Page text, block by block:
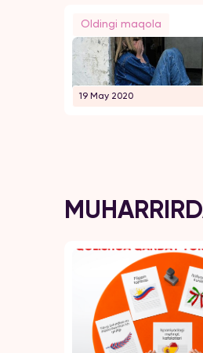
Oldingi maqola
19 May 2020